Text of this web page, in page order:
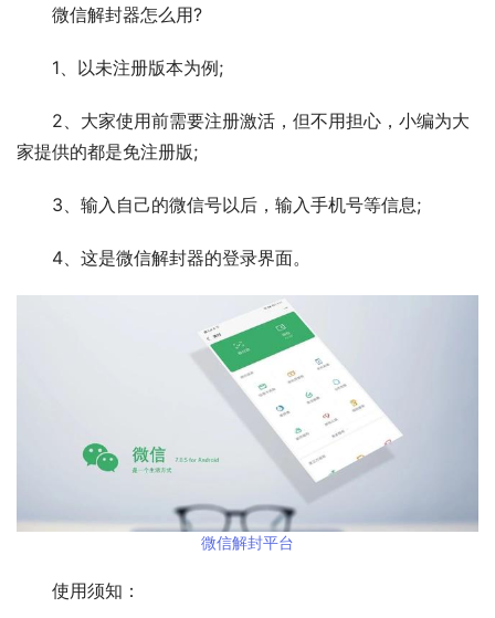
微信解封器怎么用?
1、以未注册版本为例;
2、大家使用前需要注册激活，但不用担心，小编为大
家提供的都是免注册版;
3、输入自己的微信号以后，输入手机号等信息;
4、这是微信解封器的登录界面。
微信解封平台
使用须知：